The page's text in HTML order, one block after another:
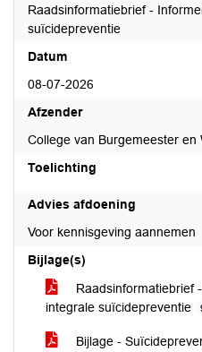
Raadsinformatiebrief -
suïcidepreventie
Datum
08-07-2026
Afzender
College van Burgemeester en
Toelichting
Advies afdoening
Voor kennisgeving aannemen
Bijlage(s)
Raadsinformatiebrief
integrale suïcidepreventie
Bijlage -